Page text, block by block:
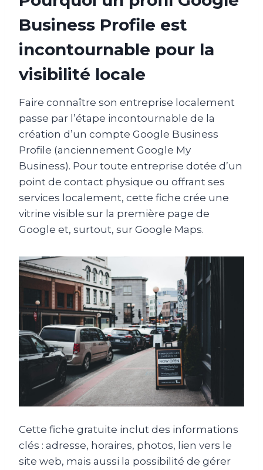
Business Profile est
incontournable pour la
visibilité locale
Faire connaître son entreprise localement
passe par l’étape incontournable de la
création d’un compte Google Business
Profile (anciennement Google My
Business). Pour toute entreprise dotée d’un
point de contact physique ou offrant ses
services localement, cette fiche crée une
vitrine visible sur la première page de
Google et, surtout, sur Google Maps.
Cette fiche gratuite inclut des informations
clés : adresse, horaires, photos, lien vers le
site web, mais aussi la possibilité de gérer